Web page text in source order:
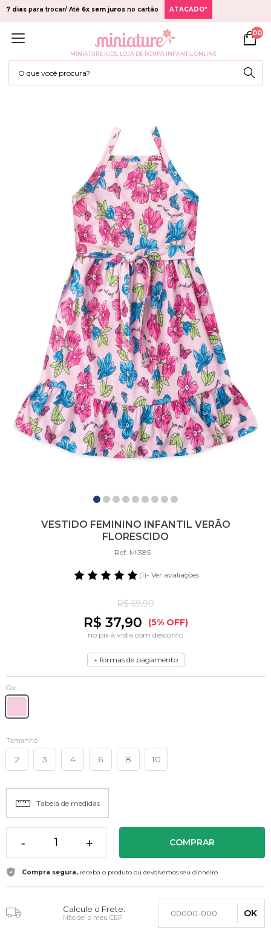
7 dias para trocar/ Até 6x sem juros no cartão ATACADO*
MINIATURE KIDS: LOJA DE ROUPA INFANTIL ONLINE
00
VESTIDO FEMININO INFANTIL VERÃO
FLORESCIDO
Ref: MI385
(1)- Ver avaliações
R$ 59,90
R$ 37,90 (5% OFF)
no pix à vista com desconto
+ formas de pagamento
Cor
Tamanho
2 3 4 6 8 10
Tabela de medidas
- + COMPRAR
Compra segura, receba o produto ou devolvemos seu dinheiro
Calcule o Frete:
Não sei o meu CEP OK